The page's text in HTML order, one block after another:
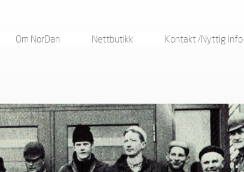
Om NorDan Nettbutikk Kontakt /Nyttig info